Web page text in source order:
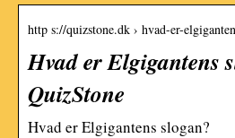
http s://quizstone.dk › hvad-er-
Hvad er Elgigantens
QuizStone
Hvad er Elgigantens slogan?